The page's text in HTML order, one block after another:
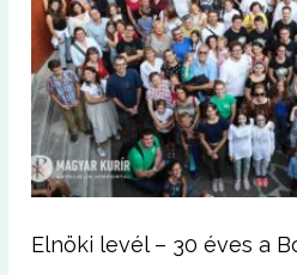
Elnöki levél – 30 éves a